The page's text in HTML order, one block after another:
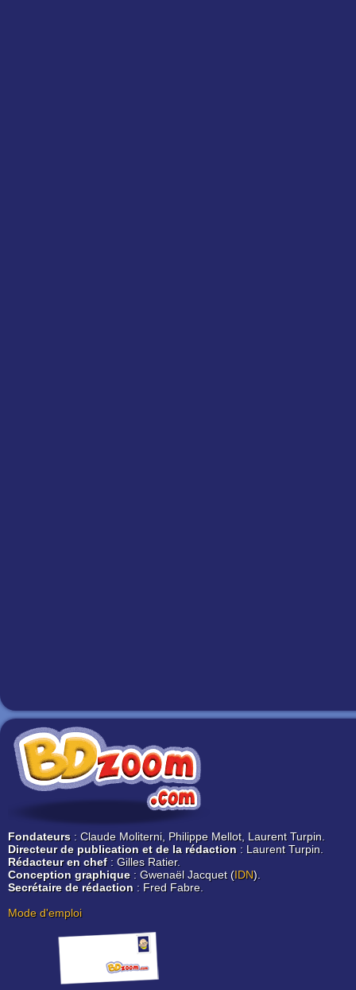
Fondateurs : Claude Moliterni, Philippe Mellot, Laurent Turpin.
Directeur de publication et de la rédaction : Laurent Turpin.
Rédacteur en chef: Gilles Ratier.
Conception graphique: Gwenaël Jacquet (IDN).
Secrétaire de rédaction : Fred Fabre.
Mode d'emploi